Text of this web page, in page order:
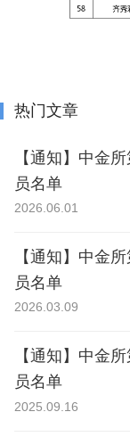
热门文章
【通知】中金
员名单
2026.06.01
【通知】中金
员名单
2026.03.09
【通知】中金
员名单
2025.09.16